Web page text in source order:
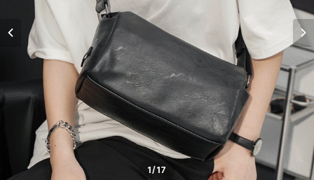
1/17